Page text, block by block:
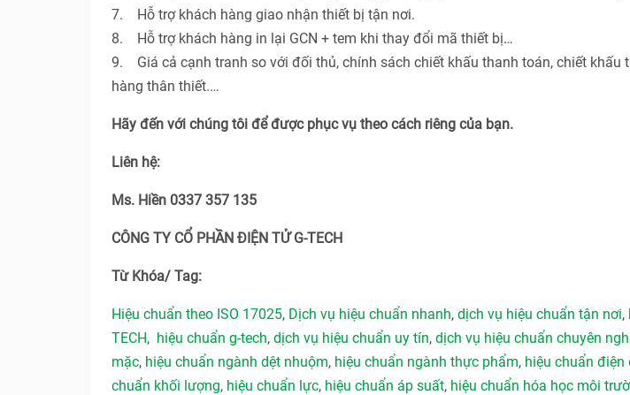
7. Hỗ trợ khách hàng giao nhận thiết bị tận nơi.
8. Hỗ trợ khách hàng in lại GCN + tem khi thay đổi mã thiết bị…
9. Giá cả cạnh tranh so với đối thủ, chính sách chiết khấu thanh toán, chiết khấu
hàng thân thiết.…
Hãy đến với chúng tôi để được phục vụ theo cách riêng của bạn.
Liên hệ:
Ms. Hiền 0337 357 135
CÔNG TY CỔ PHẦN ĐIỆN TỬ G-TECH
Từ Khóa/ Tag:
Hiệu chuẩn theo ISO 17025, Dịch vụ hiệu chuẩn nhanh, dịch vụ hiệu chuẩn tận nơi,
TECH, hiệu chuẩn g-tech, dịch vụ hiệu chuẩn uy tín, dịch vụ hiệu chuẩn chuyên
mặc, hiệu chuẩn ngành dệt nhuộm, hiệu chuẩn ngành thực phẩm, hiệu chuẩn điện
chuẩn khối lượng, hiệu chuẩn lực, hiệu chuẩn áp suất, hiệu chuẩn hóa học môi